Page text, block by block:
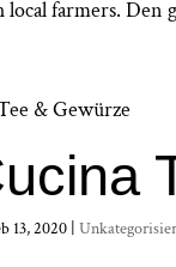
farmers. Den
13, 2020 |